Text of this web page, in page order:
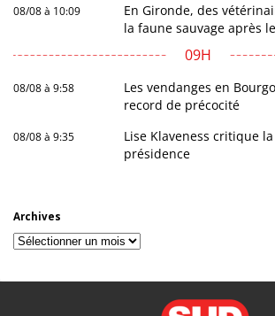
08/08 à 10:09
En Gironde, des
la faune sauvage après
09H
08/08 à 9:58
Les vendanges en
record de précocité
08/08 à 9:35
Lise Klaveness critique
présidence
Archives
Archives